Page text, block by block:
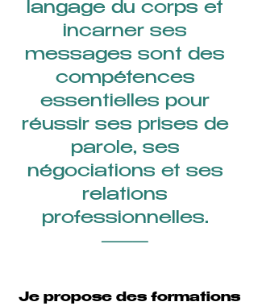
langage du corps et
incarner ses
messages sont des
compétences
essentielles pour
réussir ses prises de
parole, ses
négociations et ses
relations
professionnelles.
⸻
Je propose des formations